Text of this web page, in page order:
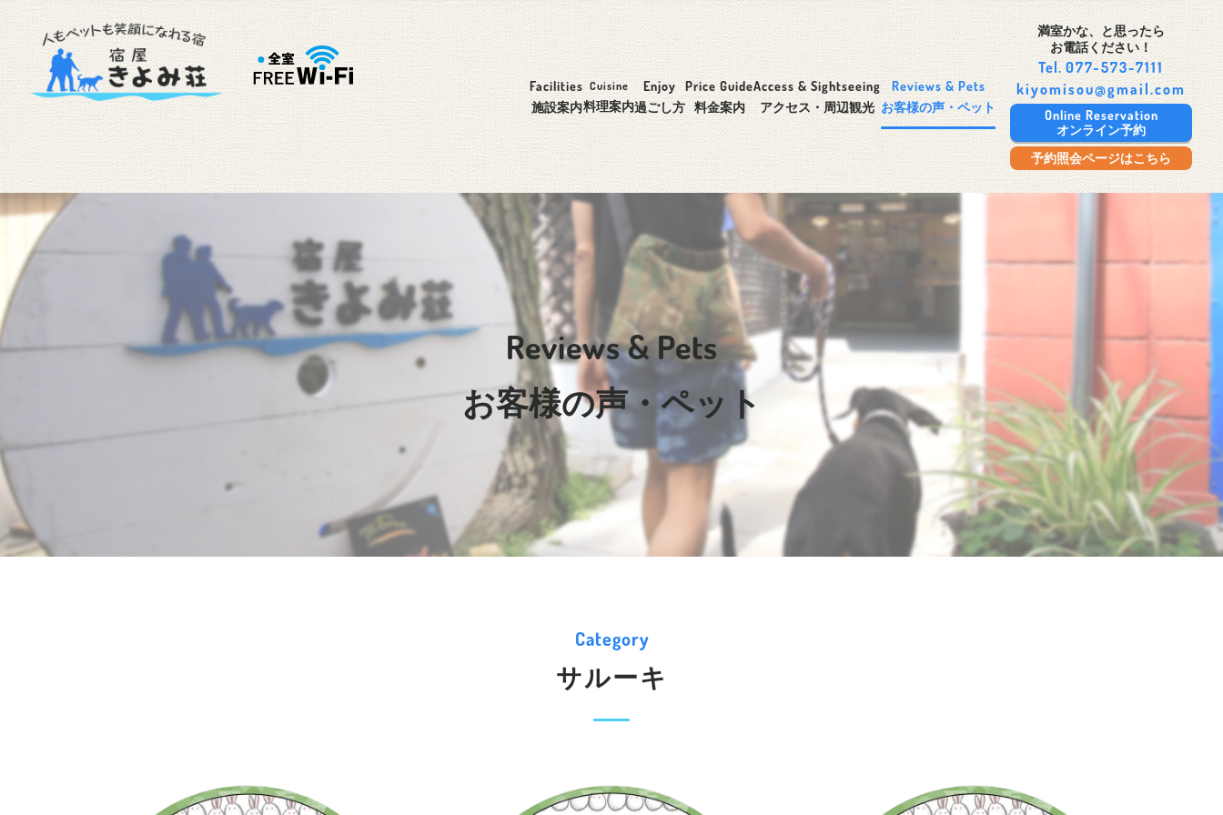
Facilities
施設案内
Cuisine
料理案内
Enjoy
過ごし方
Price Guide
料金案内
Access & Sightseeing
アクセス・周辺観光
Reviews & Pets
お客様の声・ペット
満室かな、と思ったら
お電話ください！
Tel.077-573-7111
kiyomisou@gmail.com
Online Reservation
オンライン予約
予約照会ページはこちら
Reviews & Pets
お客様の声・ペット
Category
サルーキ